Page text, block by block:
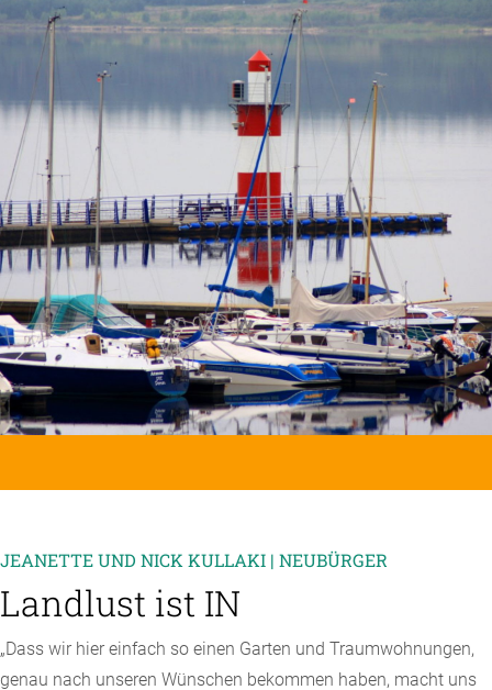
JEANETTE UND NICK KULLAKI | NEUBÜRGER
Landlust ist IN
„Dass wir hier einfach so einen Garten und Traumwohnungen,
genau nach unseren Wünschen bekommen haben, macht uns